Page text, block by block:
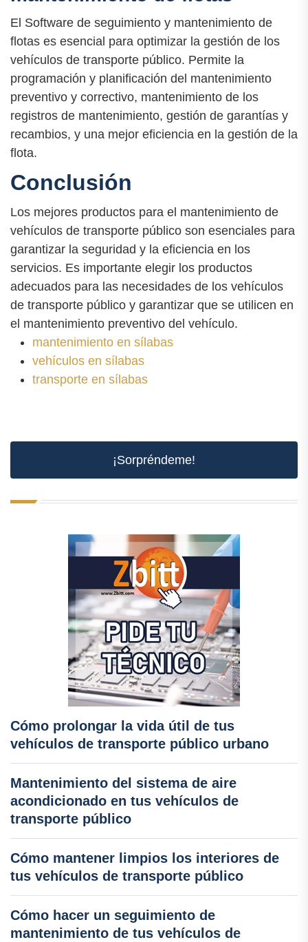
El Software de seguimiento y mantenimiento de
flotas es esencial para optimizar la gestión de los
vehículos de transporte público. Permite la
programación y planificación del mantenimiento
preventivo y correctivo, mantenimiento de los
registros de mantenimiento, gestión de garantías y
recambios, y una mejor eficiencia en la gestión de la
flota.
Conclusión
Los mejores productos para el mantenimiento de
vehículos de transporte público son esenciales para
garantizar la seguridad y la eficiencia en los
servicios. Es importante elegir los productos
adecuados para las necesidades de los vehículos
de transporte público y garantizar que se utilicen en
el mantenimiento preventivo del vehículo.
mantenimiento en sílabas
vehículos en sílabas
transporte en sílabas
¡Sorpréndeme!
Cómo prolongar la vida útil de tus
vehículos de transporte público urbano
Mantenimiento del sistema de aire
acondicionado en tus vehículos de
transporte público
Cómo mantener limpios los interiores de
tus vehículos de transporte público
Cómo hacer un seguimiento de
mantenimiento de tus vehículos de